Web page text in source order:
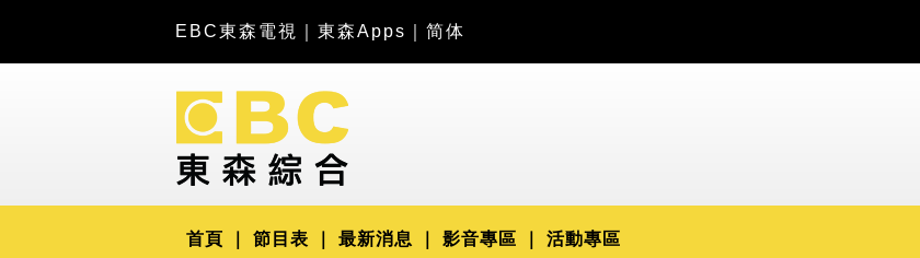
EBC東森電視 東森Apps 简体
首頁 節目表 最新消息 影音專區 活動專區